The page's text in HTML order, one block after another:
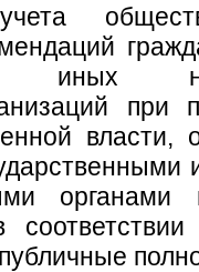
при
власти,
органами